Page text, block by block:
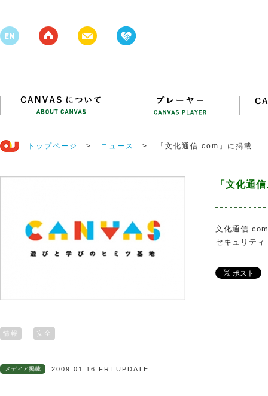
トップページ > ニュース > 「文化通信.com」に掲載
情報 安全
メディア掲載 2009.01.16 FRI UPDATE
「文化通
文化通信
セキュリテ